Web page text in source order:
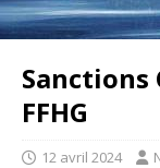
Sanctions
FFHG
12 avril 2024